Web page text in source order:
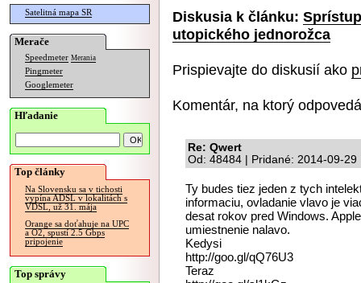
Satelitná mapa SR
Merače
Speedmeter Merania
Pingmeter
Googlemeter
Hľadanie
Top články
Na Slovensku sa v tichosti
vypína ADSL v lokalitách s
VDSL, už 31. mája
Orange sa doťahuje na UPC
a O2, spustí 2.5 Gbps
pripojenie
Top správy
Diskusia k článku:
utopického jednorožca
Prispievajte do diskusií ako
Komentár, na ktorý
Re: Qwert
Od: 48484 | Pridané: 2014-09-29
Ty budes tiez jeden z tych
informaciu, ovladanie vlavo je
desat rokov pred Windows.
umiestnenie nalavo.
Kedysi
http://goo.gl/qQ76U3
Teraz